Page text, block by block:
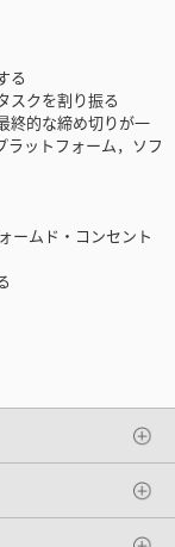
る
スクを割り振る
終的な締め切りが一
ラットフォーム，ソフ
ームド・コンセント